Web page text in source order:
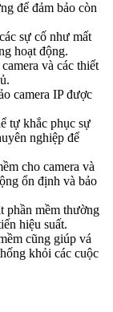
để đảm bảo còn
sự cố như mất
hoạt động.
và các thiết
camera IP được
tự khắc phục sự
nghiệp để
cho camera và
ổn định và bảo
phần mềm thường
hiệu suất.
cũng giúp vá
khỏi các cuộc